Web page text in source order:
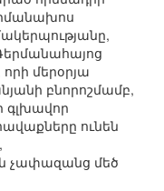
մերօրյա
բնորոշմամբ,
ունեն
չափազանց մեծ